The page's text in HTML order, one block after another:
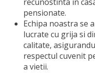
pensionate.
Echipa noastra se
lucrate cu grija si
calitate,
respectul cuvenit
a vietii.